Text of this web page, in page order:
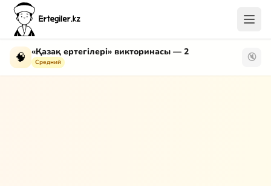
🧠 «Қазақ ертегілері» викторинасы — 2
Средний 🔇